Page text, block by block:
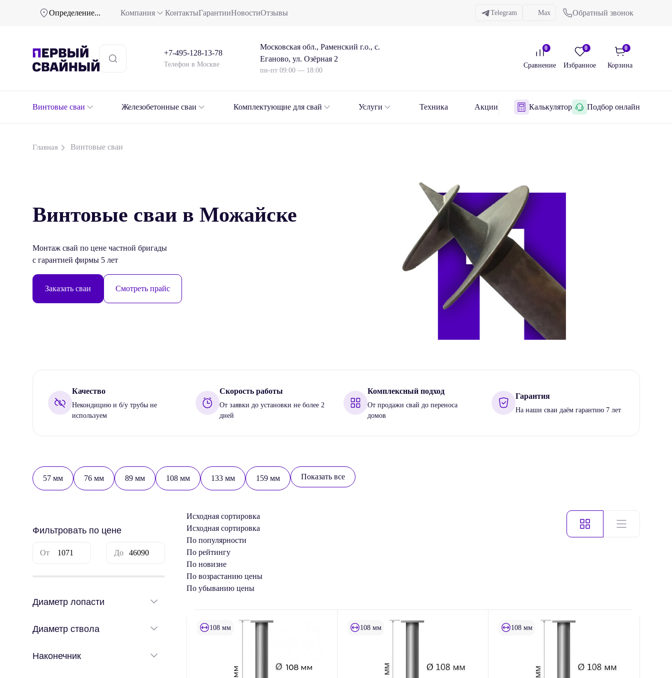
Определение... Компания КонтактыГарантииНовостиОтзывы Telegram Max Обратный звонок
+7-495-128-13-78
Телефон в Москве
Московская обл., Раменский г.о., с.
Еганово, ул. Озёрная 2
пн-пт 09:00 — 18:00
0
Сравнение
0
Избранное
0
Корзина
Винтовые сваи Железобетонные сваи Комплектующие для свай Услуги Техника Акции Калькулятор Подбор онлайн
Главная Винтовые сваи
Винтовые сваи в Можайске
Монтаж свай по цене частной бригады
с гарантией фирмы 5 лет
Заказать сваи Смотреть прайс
Качество
Некондицию и б/у трубы не
используем
Скорость работы
От заявки до установки не более 2
дней
Комплексный подход
От продажи свай до переноса
домов
Гарантия
На наши сваи даём гарантию 7 лет
57 мм 76 мм 89 мм 108 мм 133 мм 159 мм Показать все
Фильтровать по цене
Диаметр лопасти
Диаметр ствола
Наконечник
Исходная сортировка
Исходная сортировка
По популярности
По рейтингу
По новизне
По возрастанию цены
По убыванию цены
108 мм 108 мм 108 мм